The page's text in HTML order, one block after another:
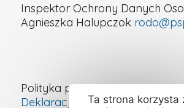
Inspektor Ochrony Danych
Agnieszka Halupczok
Polityka prywatności
Deklaracja dostępności
Ta strona korzysta